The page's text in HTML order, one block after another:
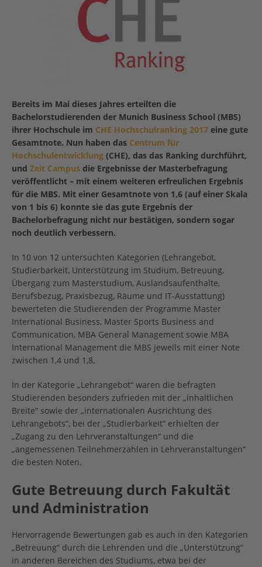
Bereits im Mai dieses Jahres erteilten die
Bachelorstudierenden der Munich Business School (MBS)
ihrer Hochschule im CHE Hochschulranking 2017 eine gute
Gesamtnote. Nun haben das Centrum für
Hochschulentwicklung (CHE), das das Ranking durchführt,
und Zeit Campus die Ergebnisse der Masterbefragung
veröffentlicht – mit einem weiteren erfreulichen Ergebnis
für die MBS. Mit einer Gesamtnote von 1,6 (auf einer Skala
von 1 bis 6) konnte sie das gute Ergebnis der
Bachelorbefragung nicht nur bestätigen, sondern sogar
noch deutlich verbessern.
In 10 von 12 untersuchten Kategorien (Lehrangebot,
Studierbarkeit, Unterstützung im Studium, Betreuung,
Übergang zum Masterstudium, Auslandsaufenthalte,
Berufsbezug, Praxisbezug, Räume und IT-Ausstattung)
bewerteten die Studierenden der Programme Master
International Business, Master Sports Business and
Communication, MBA General Management sowie MBA
International Management die MBS jeweils mit einer Note
zwischen 1,4 und 1,8.
In der Kategorie „Lehrangebot“ waren die befragten
Studierenden besonders zufrieden mit der „inhaltlichen
Breite“ sowie der „internationalen Ausrichtung des
Lehrangebots“, bei der „Studierbarkeit“ erhielten der
„Zugang zu den Lehrveranstaltungen“ und die
„angemessenen Teilnehmerzahlen in Lehrveranstaltungen“
die besten Noten.
Gute Betreuung durch Fakultät
und Administration
Hervorragende Bewertungen gab es auch in den Kategorien
„Betreuung“ durch die Lehrenden und die „Unterstützung“
in anderen Bereichen des Studiums, etwa bei der